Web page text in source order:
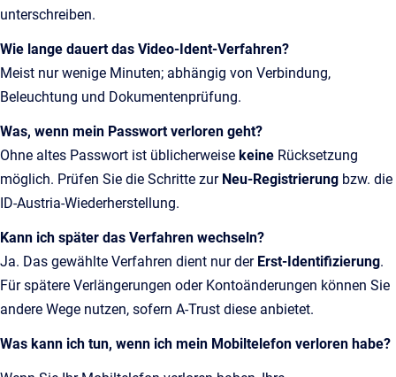
unterschreiben.
Wie lange dauert das Video‑Ident-Verfahren?
Meist nur wenige Minuten; abhängig von Verbindung,
Beleuchtung und Dokumentenprüfung.
Was, wenn mein Passwort verloren geht?
Ohne altes Passwort ist üblicherweise keine Rücksetzung
möglich. Prüfen Sie die Schritte zur Neu‑Registrierung bzw. die
ID‑Austria‑Wiederherstellung.
Kann ich später das Verfahren wechseln?
Ja. Das gewählte Verfahren dient nur der Erst‑Identifizierung.
Für spätere Verlängerungen oder Kontoänderungen können Sie
andere Wege nutzen, sofern A‑Trust diese anbietet.
Was kann ich tun, wenn ich mein Mobiltelefon verloren habe?